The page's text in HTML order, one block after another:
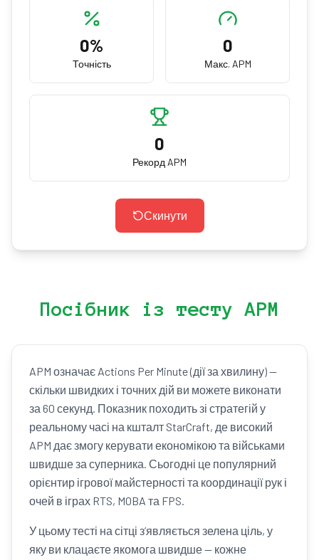
0%
Точність
0
Макс. APM
0
Рекорд APM
Скинути
Посібник із тесту APM
APM означає Actions Per Minute (дії за хвилину) —
скільки швидких і точних дій ви можете виконати
за 60 секунд. Показник походить зі стратегій у
реальному часі на кшталт StarCraft, де високий
APM дає змогу керувати економікою та військами
швидше за суперника. Сьогодні це популярний
орієнтир ігрової майстерності та координації рук і
очей в іграх RTS, MOBA та FPS.
У цьому тесті на сітці з’являється зелена ціль, у
яку ви клацаєте якомога швидше — кожне